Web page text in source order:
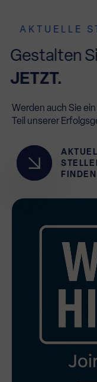
AKTUELLE
Gestalten
JETZT.
Werden auch Sie ein
Teil unserer